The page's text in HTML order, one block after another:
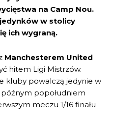
na Camp Nou.
w stolicy
ich wygraną.
Manchesterem United
hitem Ligi Mistrzów.
kluby powalczą jedynie w
popołudniem
meczu 1/16 finału